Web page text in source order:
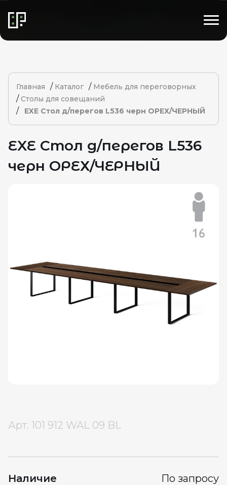
Главная / Каталог / Мебель для переговорных
/Столы для совещаний
/ EXE Стол д/перегов L536 черн ОРЕХ/ЧЕРНЫЙ
EXE Стол д/перегов L536
черн ОРЕХ/ЧЕРНЫЙ
Арт. 101 912 WAL 09 BL
Наличие По запросу